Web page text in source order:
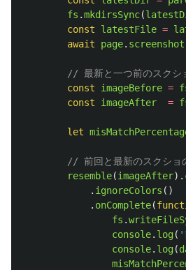
fs .mkdirsSync(
const
latestFile =
await
page. screenshot
// 最新と一つ前のスクシ
const
imageBefore =
const
imageAfter =
let
// 前回と最新のスクショ
resemble(imageAfter).
. ignoreColors ()
. onComplete(
fs .
console. log( '
console. log(